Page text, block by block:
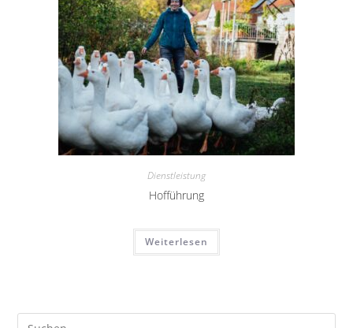
Dienstleistung
Hofführung
Weiterlesen